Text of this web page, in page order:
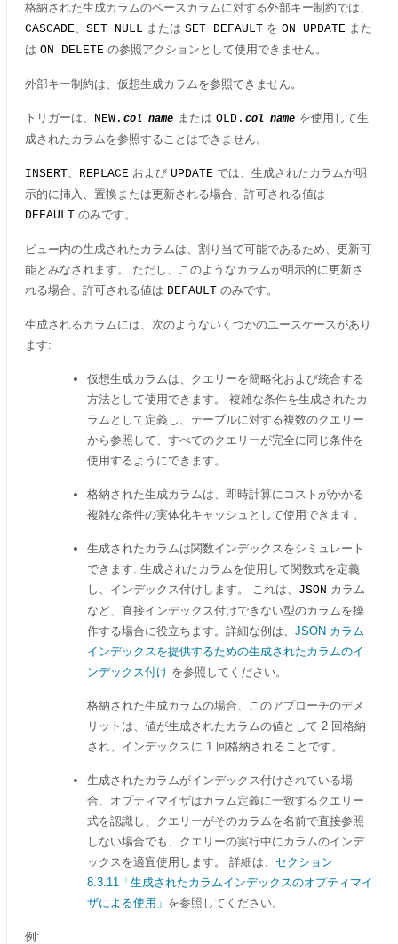
格納された生成カラムのベースカラムに対する外部キー制約では、
CASCADE、 SET NULL または SET DEFAULT を ON UPDATE また
は ON DELETE の参照アクションとして使用できません。
外部キー制約は、仮想生成カラムを参照できません。
トリガーは、 NEW. col_name または OLD. col_name を使用して生
成されたカラムを参照することはできません。
INSERT、 REPLACE および UPDATE では、生成されたカラムが明
示的に挿入、置換または更新される場合、許可される値は
DEFAULT のみです。
ビュー内の生成されたカラムは、割り当て可能であるため、更新可
能とみなされます。 ただし、このようなカラムが明示的に更新さ
れる場合、許可される値は DEFAULT のみです。
生成されるカラムには、次のようないくつかのユースケースがあり
ます:
仮想生成カラムは、クエリーを簡略化および統合する
方法として使用できます。 複雑な条件を生成されたカ
ラムとして定義し、テーブルに対する複数のクエリー
から参照して、すべてのクエリーが完全に同じ条件を
使用するようにできます。
格納された生成カラムは、即時計算にコストがかかる
複雑な条件の実体化キャッシュとして使用できます。
生成されたカラムは関数インデックスをシミュレート
できます: 生成されたカラムを使用して関数式を定義
し、インデックス付けします。 これは、 JSON カラム
など、直接インデックス付けできない型のカラムを操
作する場合に役立ちます。詳細な例は、 JSON カラム
インデックスを提供するための生成されたカラムのイ
ンデックス付け を参照してください。
格納された生成カラムの場合、このアプローチのデメ
リットは、値が生成されたカラムの値として 2 回格納
され、インデックスに 1 回格納されることです。
生成されたカラムがインデックス付けされている場
合、オプティマイザはカラム定義に一致するクエリー
式を認識し、クエリーがそのカラムを名前で直接参照
しない場合でも、クエリーの実行中にカラムのインデ
ックスを適宜使用します。 詳細は、 セクション
8.3.11「生成されたカラムインデックスのオプティマイ
ザによる使用」 を参照してください。
例: